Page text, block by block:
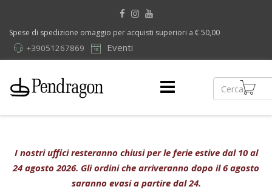
Spese di spedizione omaggio per acquisti superiori a € 50,00
Eventi
+39051267869
I nostri uffici resteranno chiusi per le ferie estive dal 10 al
24 agosto 2026. Gli ordini che arriveranno dopo il 6 agosto
saranno evasi a partire dal 24.